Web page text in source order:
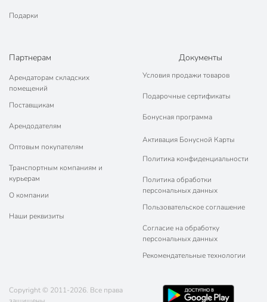
Подарки
Партнерам
Арендаторам складских
помещений
Поставщикам
Арендодателям
Оптовым покупателям
Транспортным компаниям и
курьерам
О компании
Наши реквизиты
Документы
Условия продажи товаров
Подарочные сертификаты
Бонусная программа
Активация Бонусной Карты
Политика конфиденциальности
Политика обработки
персональных данных
Пользовательское соглашение
Согласие на обработку
персональных данных
Рекомендательные технологии
Copyright © 2011-2026. Все права